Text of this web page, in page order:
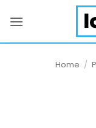
naar
Home /